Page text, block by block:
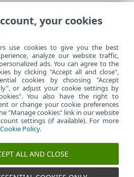
HOME 계정 관리>
로그인하는 방법
기
your cookies
use cookies to give you the best
analyze our website traffic,
ads. You can agree to the
by clicking "Accept all and close",
cookies by choosing "Accept
or adjust your cookie settings by
You also have the right to
or change your cookie preferences
"Manage cookies" link in our website
settings (if available). For more
Cookie Policy.
ALL AND CLOSE